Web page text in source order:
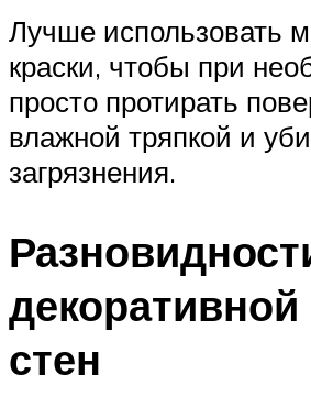
Лучше использовать
краски, чтобы при
просто протирать
влажной тряпкой и
загрязнения.
декоративной
стен